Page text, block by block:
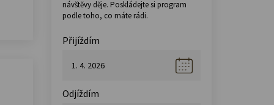
návštěvy děje. Poskládejte si program
podle toho, co máte rádi.
Přijíždím
Odjíždím